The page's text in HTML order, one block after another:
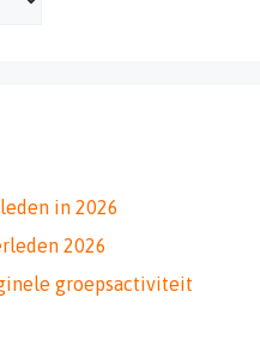
in 2026
2026
groepsactiviteit